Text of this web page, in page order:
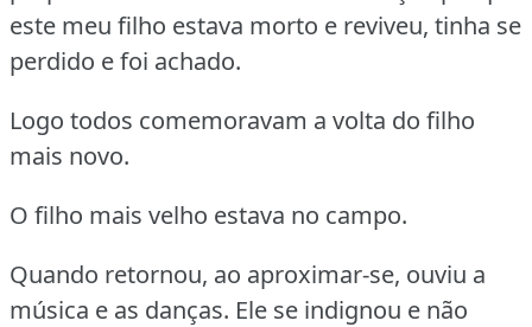
este meu filho estava morto e reviveu, tinha se
perdido e foi achado.
Logo todos comemoravam a volta do filho
mais novo.
O filho mais velho estava no campo.
Quando retornou, ao aproximar-se, ouviu a
música e as danças. Ele se indignou e não